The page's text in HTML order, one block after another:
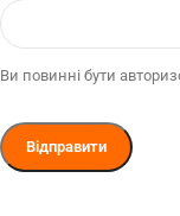
Ви повинні бути